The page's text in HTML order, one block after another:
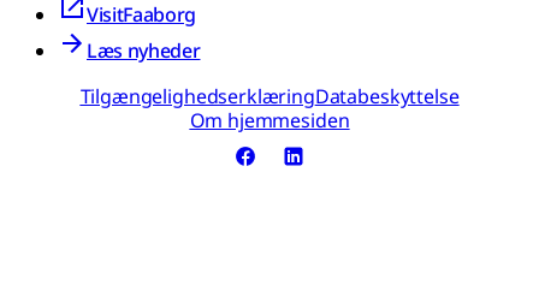
VisitFaaborg
Læs nyheder
TilgængelighedserklæringDatabeskyttelse
Om hjemmesiden